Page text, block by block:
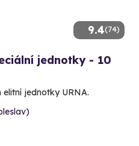
9.4(74)
jednotky - 10
jednotky URNA.